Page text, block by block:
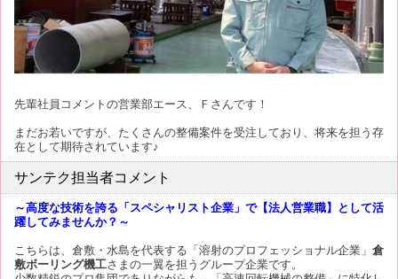
先輩社員コメントの営業部エース、Ｆさんです！
まだお若いですが、たくさんの整備案件を受注しており、将来を担う存
在として期待されています♪
サンテク担当者コメント
～高度な技術を誇る「スペシャリスト企業」で【法人営業職】として活
躍してみませんか？～
こちらは、倉敷・水島を代表する「溶射のプロフェッショナル企業」 倉
敷ボーリング機工さまの一翼を担うグループ企業です。